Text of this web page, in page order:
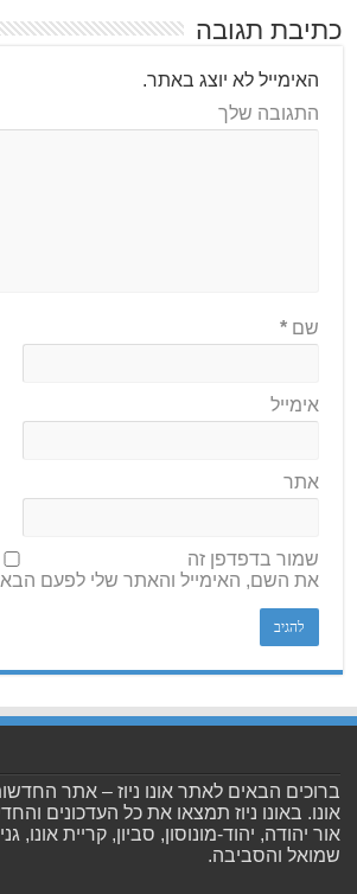
כתיבת תגובה
האימייל לא יוצג באתר.
התגובה שלך
שם*
אימייל
אתר
שמור בדפדפן זה
את השם, האימייל והאתר שלי לפעם
ברוכים הבאים לאתר אונו ניוז – אתר
אונו. באונו ניוז תמצאו את כל העדכונים
אור יהודה, יהוד-מונוסון, סביון, קריית אונו,
שמואל והסביבה.